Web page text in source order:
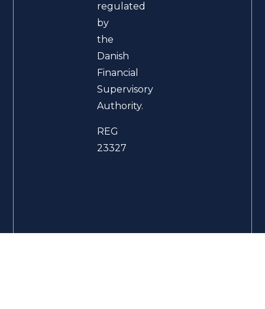
regulated
by
the
Danish
Financial
Supervisory
Authority.
REG
23327